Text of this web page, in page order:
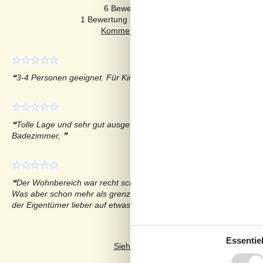
6 Bewertungen haben Kommentare auf
1 Bewertung hat einen Kommentar in einer
3-4 Personen geeignet. Für Kinder eher weniger!
Tolle Lage und sehr gut ausgestattete und großzügige Küche und
Badezimmer,
Der Wohnbereich war recht schön gestaltet. Die Zimmer waren
Was aber schon mehr als grenzwertig war, sind die Kämmerchen
der Eigentümer lieber auf etwas großzüger beim Umbau des
Siehe stattdessen 26 externe